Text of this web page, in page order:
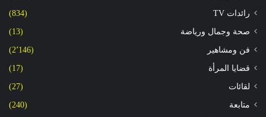
رائدات TV (834)
صحة وجمال ورياضة (13)
فن ومشاهير (2٬146)
قضايا المرأة (17)
لقائات (27)
متابعة (240)